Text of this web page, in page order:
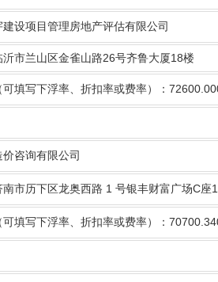
设项目管理房地产评估有限公司
市兰山区金雀山路26号齐鲁大厦18楼
填写下浮率、折扣率或费率）：
咨询有限公司
市历下区龙奥西路 1 号银丰财富广场C座
填写下浮率、折扣率或费率）：